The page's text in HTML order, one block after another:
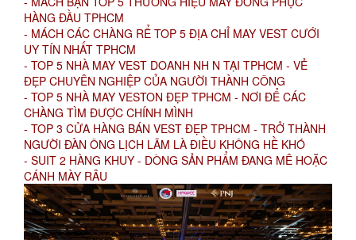
HÀNG ĐẦU TPHCM
- MÁCH CÁC CHÀNG RỂ TOP 5 ĐỊA CHỈ MAY VEST CƯỚI
UY TÍN NHẤT TPHCM
- TOP 5 NHÀ MAY VEST DOANH NH N TẠI TPHCM - VẺ
ĐẸP CHUYÊN NGHIỆP CỦA NGƯỜI THÀNH CÔNG
- TOP 5 NHÀ MAY VESTON ĐẸP TPHCM - NƠI ĐỂ CÁC
CHÀNG TÌM ĐƯỢC CHÍNH MÌNH
- TOP 3 CỬA HÀNG BÁN VEST ĐẸP TPHCM - TRỞ THÀNH
NGƯỜI ĐÀN ÔNG LỊCH LÃM LÀ ĐIỀU KHÔNG HỀ KHÓ
- SUIT 2 HÀNG KHUY - DÒNG SẢN PHẨM ĐANG MÊ HOẶC
CÁNH MÀY RÂU